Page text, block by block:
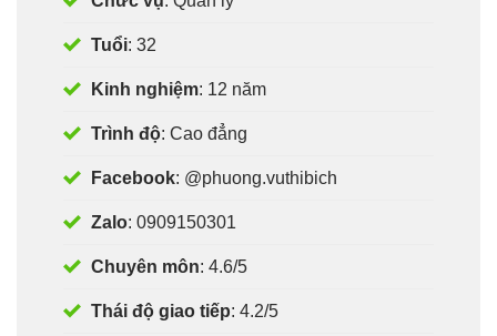
Tuổi: 32
Kinh nghiệm: 12 năm
Trình độ: Cao đẳng
Facebook: @phuong.vuthibich
Zalo: 0909150301
Chuyên môn: 4.6/5
Thái độ giao tiếp: 4.2/5